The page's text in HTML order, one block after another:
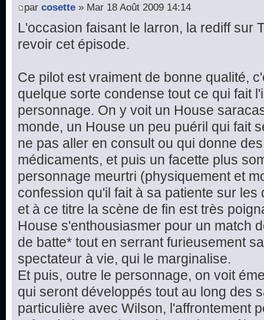
par cosette » Mar 18 Août 2009 14:14
L'occasion faisant le larron, la rediff sur
revoir cet épisode.
Ce pilot est vraiment de bonne qualité,
quelque sorte condense tout ce qui fait
personnage. On y voit un House
monde, un House un peu puéril qui fait
ne pas aller en consult ou qui donne
médicaments, et puis un facette plus
personnage meurtri (physiquement et
confession qu'il fait à sa patiente sur
et à ce titre la scène de fin est très
House s'enthousiasmer pour un match
de batte* tout en serrant furieusement
spectateur à vie, qui le marginalise.
Et puis, outre le personnage, on voit
qui seront développés tout au long des
particulière avec Wilson, l'affrontement